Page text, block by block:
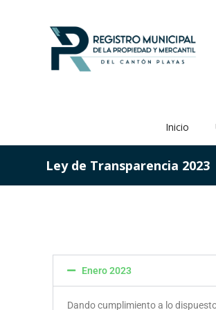
Inicio
Ley de Transparencia 2023
Enero 2023
Dando cumplimiento a lo